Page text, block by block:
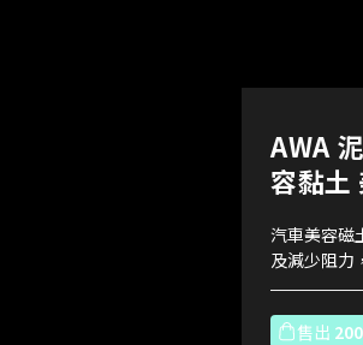
AWA
容黏土
汽車美容磁
及減少阻力
售出